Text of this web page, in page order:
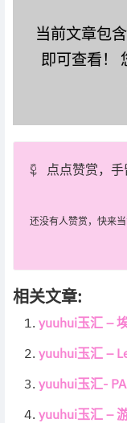
当前文章包
即可查看！
点点赞赏，
还没有人赞赏，快来当
相关文章:
yuuhui玉汇 –
yuuhui玉汇 –
yuuhui玉汇-
yuuhui玉汇 –